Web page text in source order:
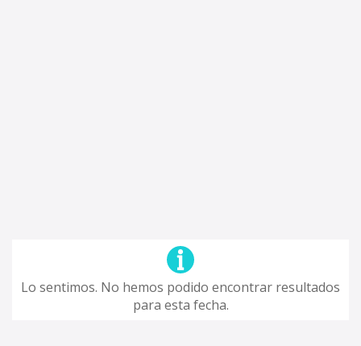
Lo sentimos. No hemos podido encontrar resultados
para esta fecha.